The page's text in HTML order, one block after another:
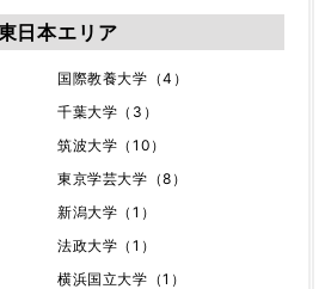
日本エリア
国際教養大学（4）
千葉大学（3）
筑波大学（10）
東京学芸大学（8）
新潟大学（1）
法政大学（1）
横浜国立大学（1）